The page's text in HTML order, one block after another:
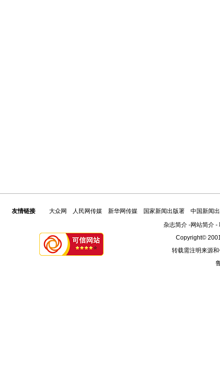
友情链接 大众网 人民网传媒 新华网传媒 国家新闻出版署
中国新闻
杂志简介-网站简介-
Copyright©
转载需注明来源